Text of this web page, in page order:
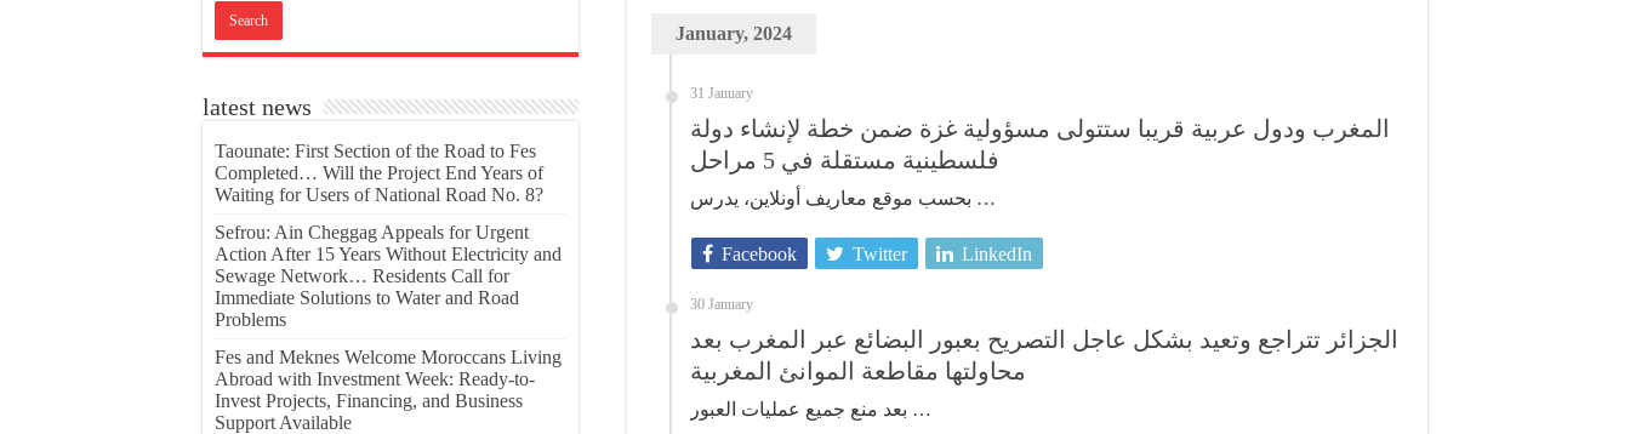
January, 2024
31 January
المغرب ودول عربية قريبا ستتولى مسؤولية غزة ضمن خطة لإنشاء دولة
فلسطينية مستقلة في 5 مراحل
بحسب موقع معاريف أونلاين، يدرس …
Facebook Twitter LinkedIn
30 January
الجزائر تتراجع وتعيد بشكل عاجل التصريح بعبور البضائع عبر المغرب بعد
محاولتها مقاطعة الموانئ المغربية
بعد منع جميع عمليات العبور …
latest news
Taounate: First Section of the Road to Fes
Completed… Will the Project End Years of
Waiting for Users of National Road No. 8?
Sefrou: Ain Cheggag Appeals for Urgent
Action After 15 Years Without Electricity and
Sewage Network… Residents Call for
Immediate Solutions to Water and Road
Problems
Fes and Meknes Welcome Moroccans Living
Abroad with Investment Week: Ready-to-
Invest Projects, Financing, and Business
Support Available